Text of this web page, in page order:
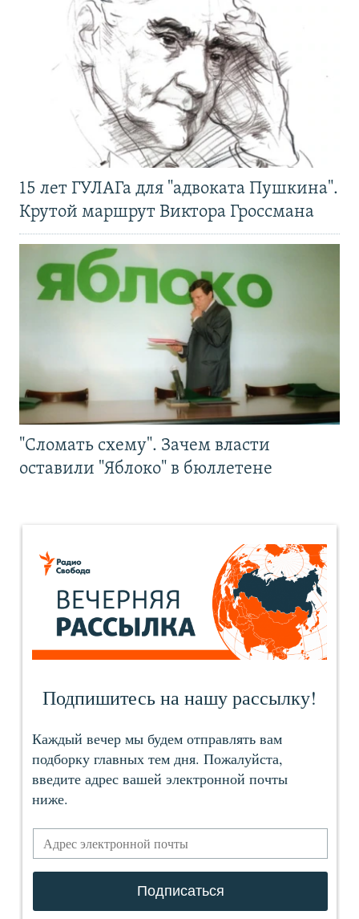
15 лет ГУЛАГа для "адвоката Пушкина".
Крутой маршрут Виктора Гроссмана
"Сломать схему". Зачем власти
оставили "Яблоко" в бюллетене